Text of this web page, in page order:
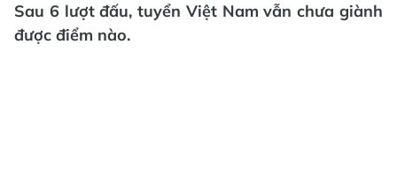
Sau 6 lượt đấu, tuyển Việt Nam vẫn chưa giành
được điểm nào.